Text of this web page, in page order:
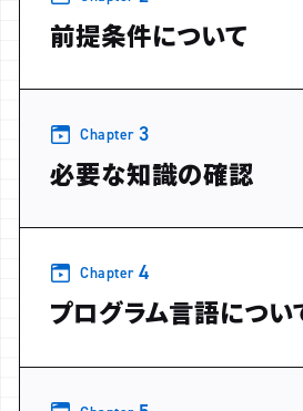
前提条件について
Chapter 3
必要な知識の確認
Chapter 4
プログラム言語につい